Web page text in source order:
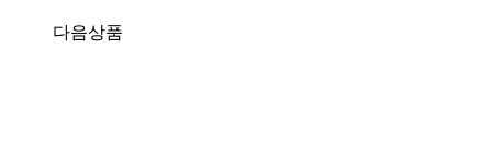
다음상품